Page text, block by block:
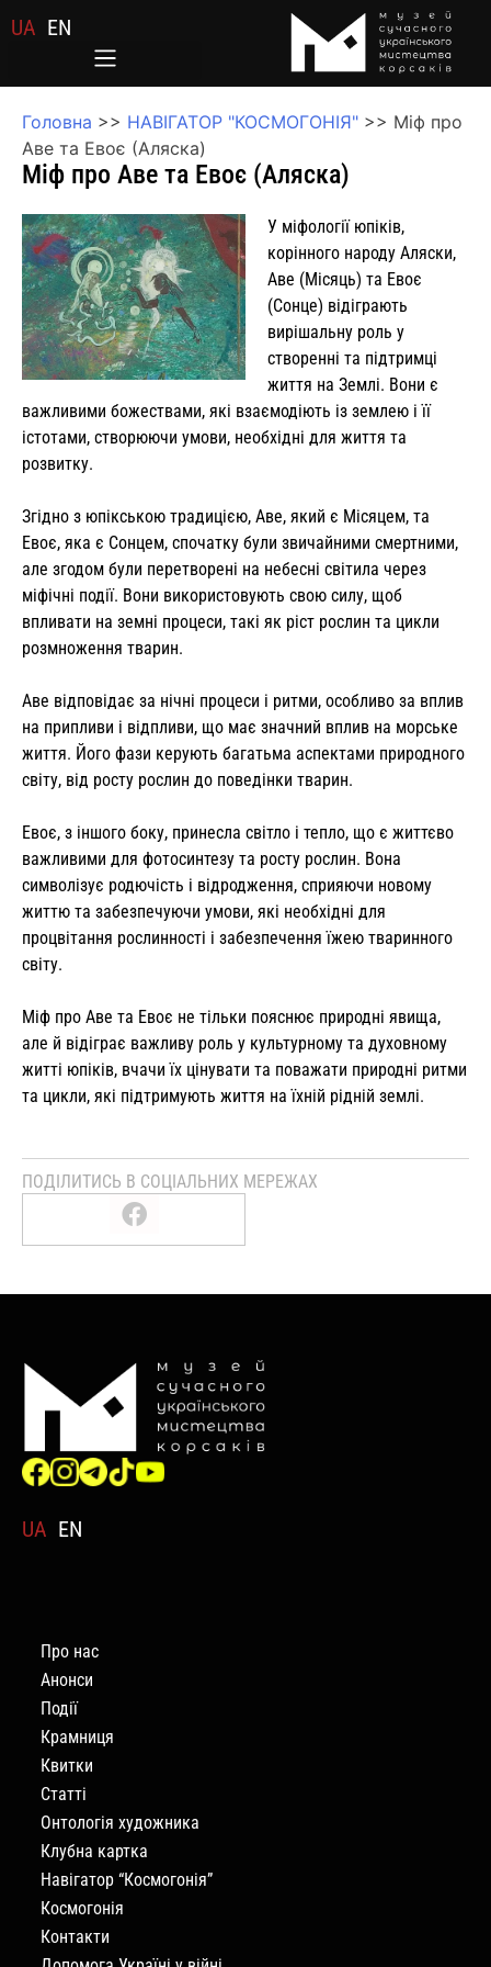
UA EN
Головна >> НАВІГАТОР "КОСМОГОНІЯ" >> Міф про
Аве та Евоє (Аляска)
Міф про Аве та Евоє (Аляска)
У міфології юпіків,
корінного народу Аляски,
Аве (Місяць) та Евоє
(Сонце) відіграють
вирішальну роль у
створенні та підтримці
життя на Землі. Вони є
важливими божествами, які взаємодіють із землею і її
істотами, створюючи умови, необхідні для життя та
розвитку.
Згідно з юпікською традицією, Аве, який є Місяцем, та
Евоє, яка є Сонцем, спочатку були звичайними смертними,
але згодом були перетворені на небесні світила через
міфічні події. Вони використовують свою силу, щоб
впливати на земні процеси, такі як ріст рослин та цикли
розмноження тварин.
Аве відповідає за нічні процеси і ритми, особливо за вплив
на припливи і відпливи, що має значний вплив на морське
життя. Його фази керують багатьма аспектами природного
світу, від росту рослин до поведінки тварин.
Евоє, з іншого боку, принесла світло і тепло, що є життєво
важливими для фотосинтезу та росту рослин. Вона
символізує родючість і відродження, сприяючи новому
життю та забезпечуючи умови, які необхідні для
процвітання рослинності і забезпечення їжею тваринного
світу.
Міф про Аве та Евоє не тільки пояснює природні явища,
але й відіграє важливу роль у культурному та духовному
житті юпіків, вчачи їх цінувати та поважати природні ритми
та цикли, які підтримують життя на їхній рідній землі.
ПОДІЛИТИСЬ В СОЦІАЛЬНИХ МЕРЕЖАХ
UA EN
Про нас
Анонси
Події
Крамниця
Квитки
Статті
Онтологія художника
Клубна картка
Навігатор “Космогонія”
Космогонія
Контакти